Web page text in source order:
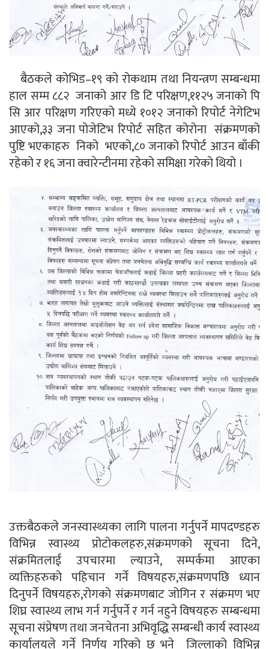
बैठकले कोभिड–१९ को रोकथाम तथा नियन्त्रण सम्बन्धमा
हाल सम्म ८८२ जनाको आर डि टि परिक्षण,११२५ जनाको पि
सि आर परिक्षण गरिएको मध्ये १०१२ जनाको रिपोर्ट नेगेटिभ
आएको,३३ जना पोजेटिभ रिपोर्ट सहित कोरोना संक्रमणको
पुष्टि भएकाहरु निको भएको,८० जनाको रिपोर्ट आउन बाँकी
रहेको र १६ जना क्वारेन्टीनमा रहेको समिक्षा गरेको थियो ।
उक्तबैठकले जनस्वास्थ्यका लागि पालना गर्नुपर्ने मापदण्डहरु
विभिन्न स्वास्थ्य प्रोटोकलहरु,संक्रमणको सूचना दिने,
संक्रमितलाई उपचारमा ल्याउने, सम्पर्कमा आएका
व्यक्तिहरुको पहिचान गर्ने विषयहरु,संक्रमणपछि ध्यान
दिनुपर्ने विषयहरु,रोगको संक्रमणबाट जोगिन र संक्रमण भए
शिघ्र स्वास्थ्य लाभ गर्न गर्नुपर्ने र गर्न नहुने विषयहरु सम्बन्धमा
सूचना संप्रेषण तथा जनचेतना अभिवृद्धि सम्बन्धी कार्य स्वास्थ्य
कार्यालयले गर्ने निर्णय गरिको छ भने जिल्लाको विभिन्न